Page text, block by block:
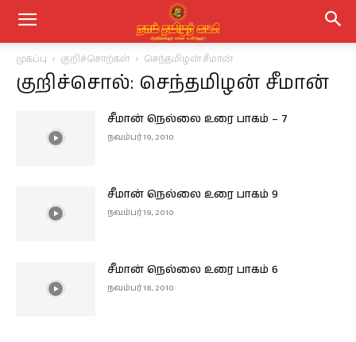
முகப்பு குறிச்சொற்கள் செந்தமிழன் சீமான்
குறிச்சொல்: செந்தமிழன் சீமான்
சீமான் நெல்லை உரை பாகம் – 7
நவம்பர் 19, 2010
சீமான் நெல்லை உரை பாகம் 9
நவம்பர் 19, 2010
சீமான் நெல்லை உரை பாகம் 6
நவம்பர் 18, 2010